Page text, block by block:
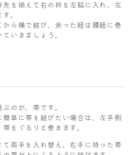
を揃えて右の衿を左脇に入れ、左
。
ら横で結び、余った紐は腰紐に巻
いきましょう。
のが、帯です。
単に帯を結びたい場合は、左手側
をぐるりと巻きます。
両手を入れ替え、右手に持った帯